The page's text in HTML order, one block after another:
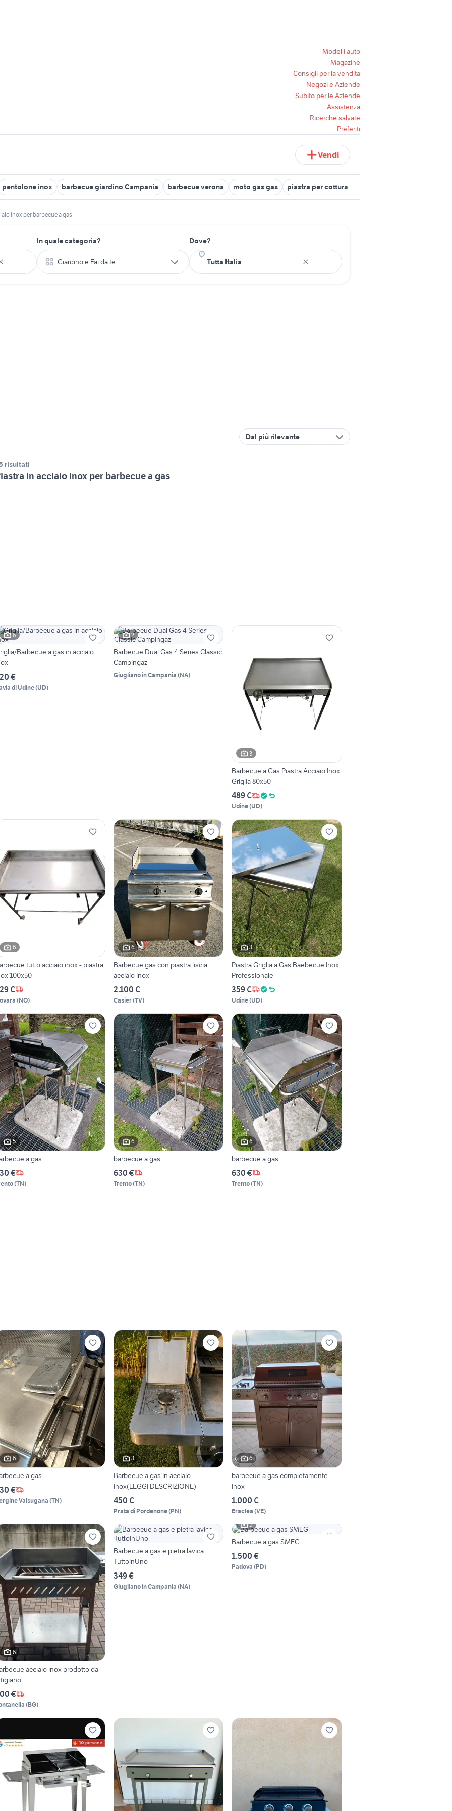
Modelli auto
Magazine
Consigli per la vendita
Negozi e Aziende
Subito per le Aziende
Assistenza
Ricerche salvate
Preferiti
Vendi
pentolone inox barbecue giardino Campania barbecue verona moto gas gas piastra per cottura carne professionale
inox per barbecue a gas
In quale categoria?
Giardino e Fai da te
Dove?
Dal più rilevante
risultati
in acciaio inox per barbecue a gas
6
Barbecue a gas in acciaio
€
di Udine(UD)
2
Barbecue Dual Gas 4 Series Classic
Campingaz
Giugliano in Campania (NA)
3
Barbecue a Gas Piastra Acciaio Inox
Griglia 80x50
489 €
Udine(UD)
6
tutto acciaio inox - piastra
100x50
€
(NO)
6
Barbecue gas con piastra liscia
acciaio inox
2.100 €
Casier(TV)
3
Piastra Griglia a Gas Baebecue Inox
Professionale
359 €
Udine(UD)
5
a gas
€
(TN)
6
barbecue a gas
630 €
Trento(TN)
6
barbecue a gas
630 €
Trento(TN)
6
a gas
€
Valsugana (TN)
3
Barbecue a gas in acciaio
inox(LEGGI DESCRIZIONE)
450 €
Prata di Pordenone(PN)
6
barbecue a gas completamente
inox
1.000 €
Eraclea (VE)
6
acciaio inox prodotto da
€
(BG)
Barbecue a gas e pietra lavica
TuttoinUno
349 €
Giugliano in Campania (NA)
5
Barbecue a gas SMEG
1.500 €
Padova (PD)